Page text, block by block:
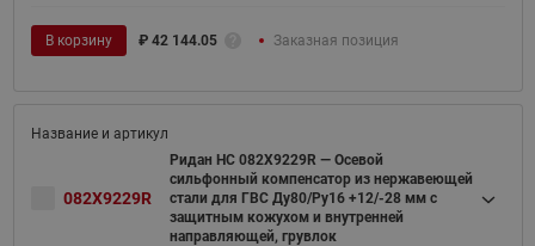
В корзину ₽ 42 144.05 Заказная позиция
082X9229R
Ридан НС 082X9229R — Осевой
сильфонный компенсатор из нержавеющей
стали для ГВС Ду80/Ру16 +12/-28 мм с
защитным кожухом и внутренней
направляющей, грувлок